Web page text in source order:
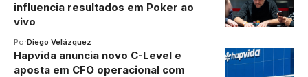
influencia resultados em Poker ao
vivo
PorDiego Velázquez
Hapvida anuncia novo C-Level e
aposta em CFO operacional com